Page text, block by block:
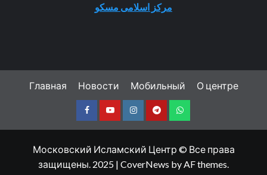
مرکز اسلامی مسکو
Главная Новости Мобильный О центре
FacebookYoutubeInstagramTelegramWhatsapp
Московский Исламский Центр © Все права
защищены. 2025 | CoverNews by AF themes.